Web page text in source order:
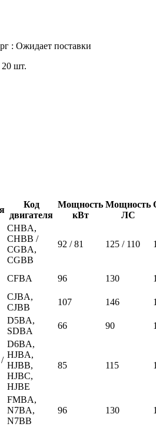
: Ожидает поставки
20 шт.
Код
двигателя
Мощность
кВт
Мощность
ЛС
CHBA,
CHBB /
CGBA,
CGBB
92 / 81 125 / 110
CFBA 96 130
CJBA,
CJBB
107 146
D5BA,
SDBA
66 90
D6BA,
HJBA,
HJBB,
HJBC,
HJBE
85 115
FMBA,
N7BA,
N7BB
96 130